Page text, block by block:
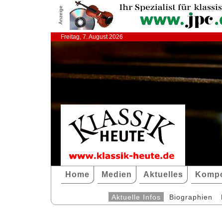
Anzeige
Freitag, 7. August 2026
Home Medien Aktuelles
Aktuelle Infos Biographien